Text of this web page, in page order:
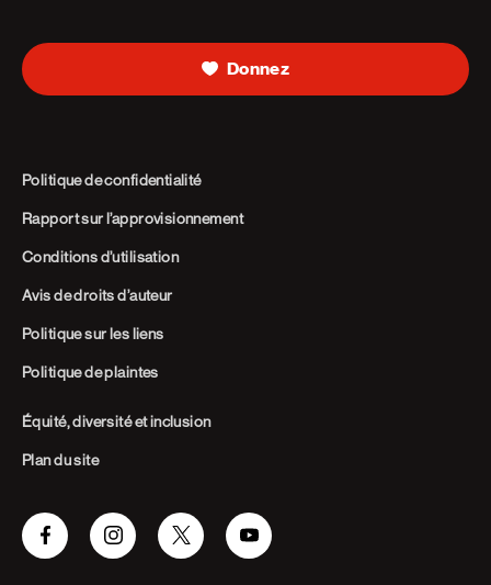
Donnez
Politique de confidentialité
Rapport sur l’approvisionnement
Conditions d’utilisation
Avis de droits d’auteur
Politique sur les liens
Politique de plaintes
Équité, diversité et inclusion
Plan du site
FacebookInstagramTwitter Youtube